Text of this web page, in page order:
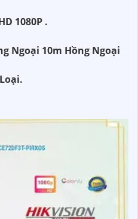
1080P .
Ngoại 10m Hồng Ngoại